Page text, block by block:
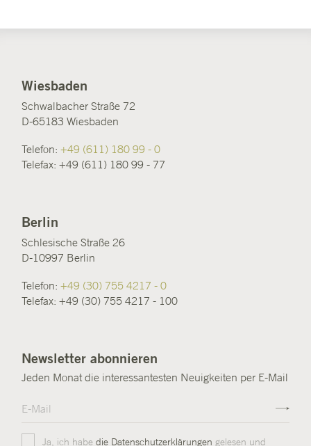
Wiesbaden
Schwalbacher Straße 72
D-65183 Wiesbaden
Telefon:+49 (611) 180 99 - 0
Telefax: +49 (611) 180 99 - 77
Berlin
Schlesische Straße 26
D-10997 Berlin
Telefon:+49 (30) 755 4217 - 0
Telefax: +49 (30) 755 4217 - 100
Newsletter abonnieren
Jeden Monat die interessantesten Neuigkeiten per E-Mail
Ja, ich habedie Datenschutzerklärungen gelesen und